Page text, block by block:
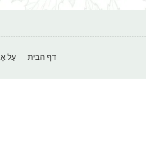
דף הבית עַל